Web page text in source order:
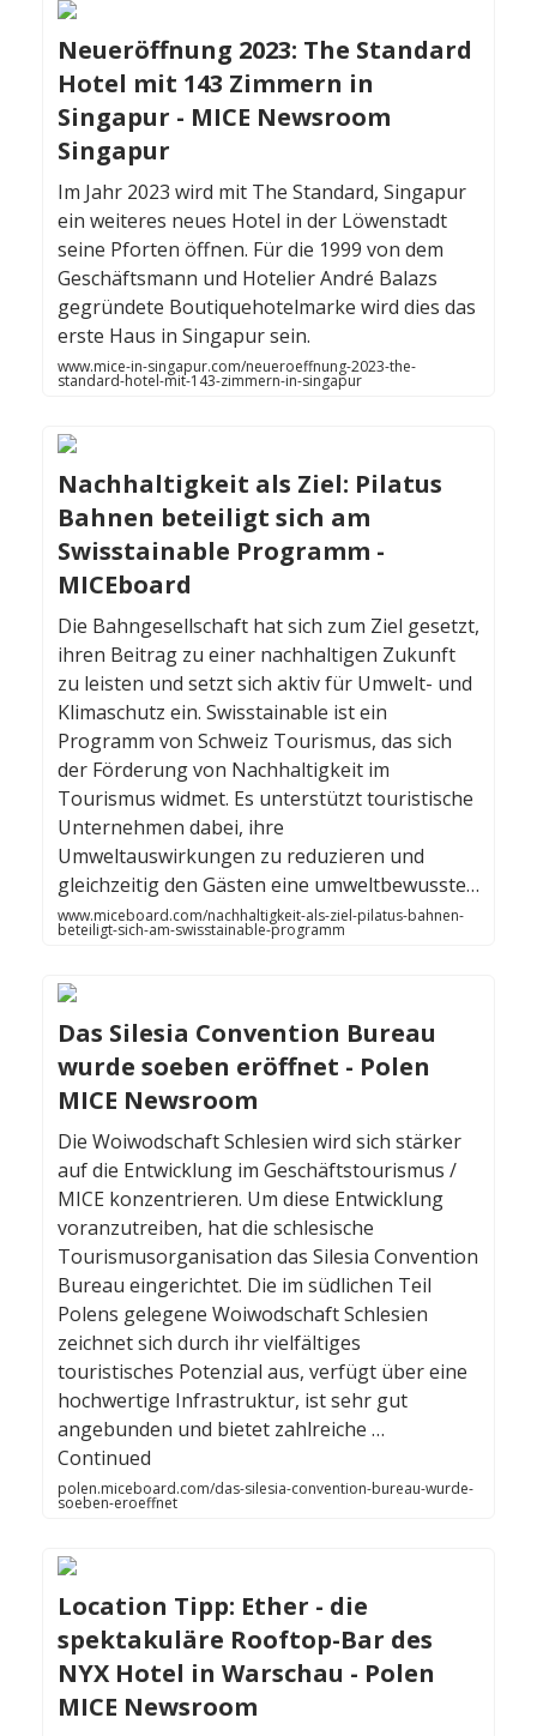
Neueröffnung 2023: The Standard
Hotel mit 143 Zimmern in
Singapur - MICE Newsroom
Singapur
Im Jahr 2023 wird mit The Standard, Singapur
ein weiteres neues Hotel in der Löwenstadt
seine Pforten öffnen. Für die 1999 von dem
Geschäftsmann und Hotelier André Balazs
gegründete Boutiquehotelmarke wird dies das
erste Haus in Singapur sein.
www.mice-in-singapur.com/neueroeffnung-2023-the-
standard-hotel-mit-143-zimmern-in-singapur
Nachhaltigkeit als Ziel: Pilatus
Bahnen beteiligt sich am
Swisstainable Programm -
MICEboard
Die Bahngesellschaft hat sich zum Ziel gesetzt,
ihren Beitrag zu einer nachhaltigen Zukunft
zu leisten und setzt sich aktiv für Umwelt- und
Klimaschutz ein. Swisstainable ist ein
Programm von Schweiz Tourismus, das sich
der Förderung von Nachhaltigkeit im
Tourismus widmet. Es unterstützt touristische
Unternehmen dabei, ihre
Umweltauswirkungen zu reduzieren und
gleichzeitig den Gästen eine umweltbewusste…
www.miceboard.com/nachhaltigkeit-als-ziel-pilatus-bahnen-
beteiligt-sich-am-swisstainable-programm
Das Silesia Convention Bureau
wurde soeben eröffnet - Polen
MICE Newsroom
Die Woiwodschaft Schlesien wird sich stärker
auf die Entwicklung im Geschäftstourismus /
MICE konzentrieren. Um diese Entwicklung
voranzutreiben, hat die schlesische
Tourismusorganisation das Silesia Convention
Bureau eingerichtet. Die im südlichen Teil
Polens gelegene Woiwodschaft Schlesien
zeichnet sich durch ihr vielfältiges
touristisches Potenzial aus, verfügt über eine
hochwertige Infrastruktur, ist sehr gut
angebunden und bietet zahlreiche …
Continued
polen.miceboard.com/das-silesia-convention-bureau-wurde-
soeben-eroeffnet
Location Tipp: Ether - die
spektakuläre Rooftop-Bar des
NYX Hotel in Warschau - Polen
MICE Newsroom